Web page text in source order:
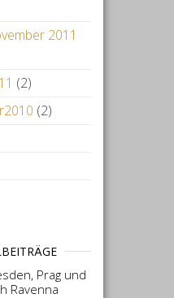
2011
(2)
(2)
Prag und
Ravenna